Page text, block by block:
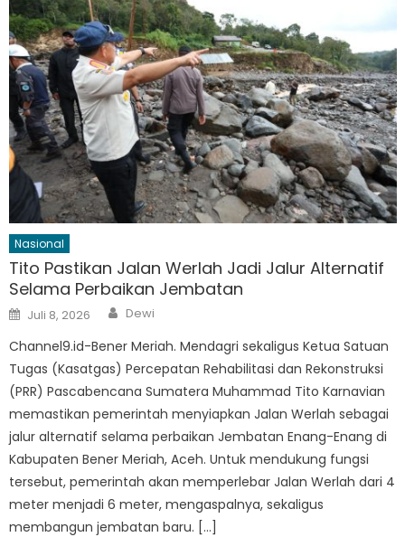
Nasional
Tito Pastikan Jalan Werlah Jadi Jalur Alternatif
Selama Perbaikan Jembatan
Posted
on
Juli 8, 2026 Author
Dewi
Channel9.id-Bener Meriah. Mendagri sekaligus Ketua Satuan
Tugas (Kasatgas) Percepatan Rehabilitasi dan Rekonstruksi
(PRR) Pascabencana Sumatera Muhammad Tito Karnavian
memastikan pemerintah menyiapkan Jalan Werlah sebagai
jalur alternatif selama perbaikan Jembatan Enang-Enang di
Kabupaten Bener Meriah, Aceh. Untuk mendukung fungsi
tersebut, pemerintah akan memperlebar Jalan Werlah dari 4
meter menjadi 6 meter, mengaspalnya, sekaligus
membangun jembatan baru. […]